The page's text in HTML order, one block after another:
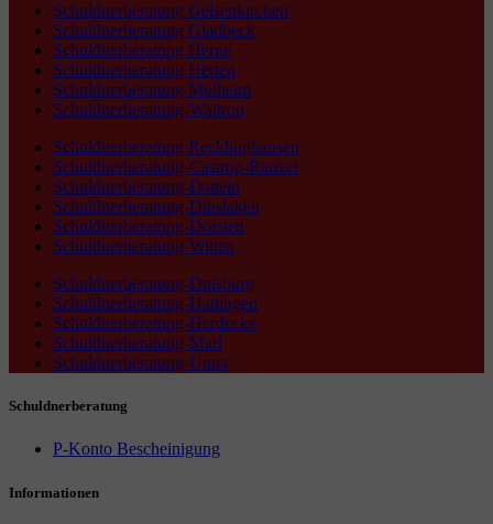
Schuldnerberatung Gelsenkirchen
Schuldnerberatung Gladbeck
Schuldnerberatung Herne
Schuldnerberatung Herten
Schuldnerberatung Mülheim
Schuldnerberatung-Waltrop
Schuldnerberatung Recklinghausen
Schuldnerberatung-Castrop-Rauxel
Schuldnerberatung-Datteln
Schuldnerberatung-Dinslaken
Schuldnerberatung-Dorsten
Schuldnerberatung-Witten
Schuldnerberatung-Duisburg
Schuldnerberatung-Hattingen
Schuldnerberatung-Herdecke
Schuldnerberatung-Marl
Schuldnerberatung-Unna
Schuldnerberatung
P-Konto Bescheinigung
Informationen